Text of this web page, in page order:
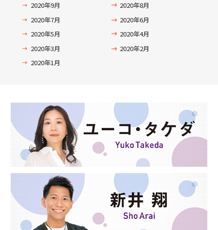
2020年9月
2020年8月
2020年7月
2020年6月
2020年5月
2020年4月
2020年3月
2020年2月
2020年1月